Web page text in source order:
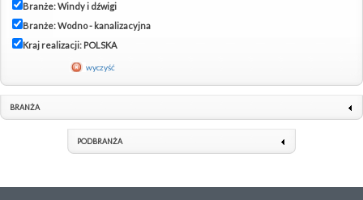
Branże: Windy i dźwigi
Branże: Wodno - kanalizacyjna
Kraj realizacji: POLSKA
wyczyść
BRANŻA
PODBRANŻA